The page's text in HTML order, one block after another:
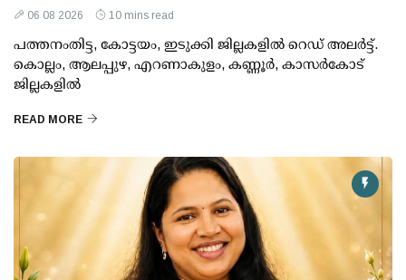
06 08 2026 10 mins read
പത്തനംതിട്ട, കോട്ടയം, ഇടുക്കി ജില്ലകളില്‍ റെഡ് അലര്‍ട്ട്.
കൊല്ലം, ആലപ്പുഴ, എറണാകുളം, കണ്ണൂര്‍, കാസര്‍കോട്
ജില്ലകളില്‍
READ MORE